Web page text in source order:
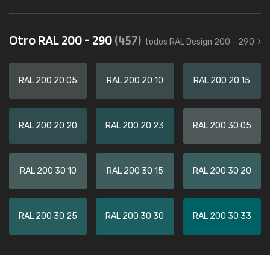
Otro RAL 200 - 290(457) todos RAL Design 200 - 290
RAL 200 20 05 RAL 200 20 10 RAL 200 20 15
RAL 200 20 20 RAL 200 20 23 RAL 200 30 05
RAL 200 30 10 RAL 200 30 15 RAL 200 30 20
RAL 200 30 25 RAL 200 30 30 RAL 200 30 33